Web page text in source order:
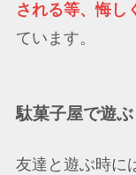
される等、悔し
ています。
駄菓子屋で遊ぶ
友達と遊ぶ時に